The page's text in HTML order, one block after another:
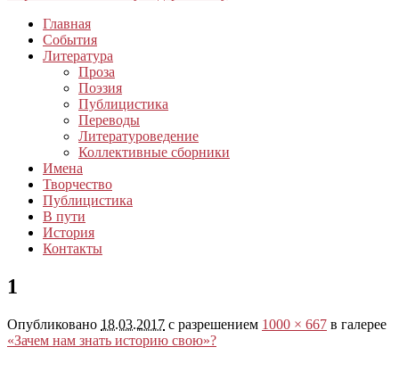
Главная
События
Литература
Проза
Поэзия
Публицистика
Переводы
Литературоведение
Коллективные сборники
Имена
Творчество
Публицистика
В пути
История
Контакты
1
Опубликовано 18.03.2017 с разрешением 1000 × 667 в галерее
«Зачем нам знать историю свою»?